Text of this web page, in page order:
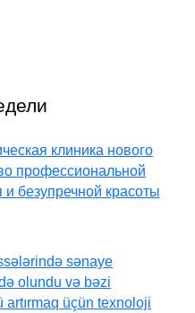
клиника нового
профессиональной
и безупречной красоты
sənaye
olundu və bəzi
üçün texnoloji